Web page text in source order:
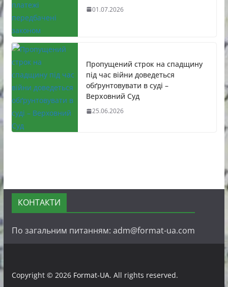
01.07.2026
Пропущений строк на спадщину
під час війни доведеться
обґрунтовувати в суді –
Верховний Суд
25.06.2026
КОНТАКТИ
По загальним питанням: adm@format-ua.com
Copyright © 2026 Format-UA. All rights reserved.